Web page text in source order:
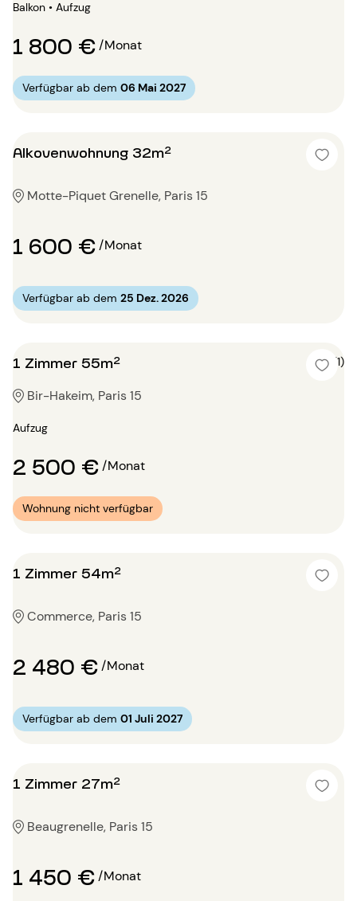
Balkon • Aufzug
1 800 €/Monat
Verfügbar ab dem 06 Mai 2027
Alkovenwohnung 32m²
Motte-Piquet Grenelle, Paris 15
1 600 €/Monat
Verfügbar ab dem 25 Dez. 2026
1 Zimmer 55m² 5 (1)
Bir-Hakeim, Paris 15
Aufzug
2 500 €/Monat
Wohnung nicht verfügbar
1 Zimmer 54m²
Commerce, Paris 15
2 480 €/Monat
Verfügbar ab dem 01 Juli 2027
1 Zimmer 27m²
Beaugrenelle, Paris 15
1 450 €/Monat